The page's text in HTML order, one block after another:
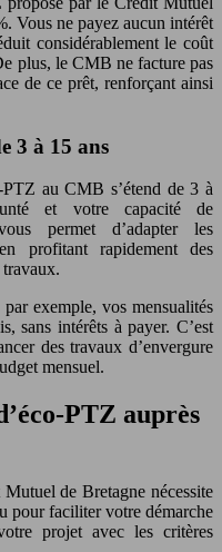
Vous ne payez aucun intérêt
considérablement le coût
plus, le CMB ne facture pas
de ce prêt, renforçant ainsi
3 à 15 ans
au CMB s’étend de 3 à
et votre capacité de
permet d’adapter les
profitant rapidement des
travaux.
exemple, vos mensualités
sans intérêts à payer. C’est
des travaux d’envergure
mensuel.
PTZ auprès
de Bretagne nécessite
pour faciliter votre démarche
projet avec les critères